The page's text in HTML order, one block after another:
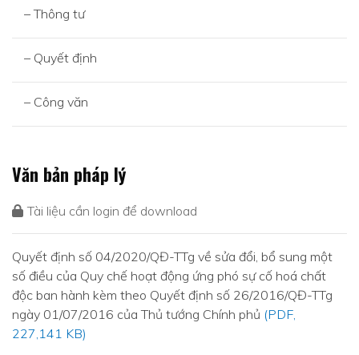
– Thông tư
– Quyết định
– Công văn
Văn bản pháp lý
Tài liệu cần login để download
Quyết định số 04/2020/QĐ-TTg về sửa đổi, bổ sung một
số điều của Quy chế hoạt động ứng phó sự cố hoá chất
độc ban hành kèm theo Quyết định số 26/2016/QĐ-TTg
ngày 01/07/2016 của Thủ tướng Chính phủ (PDF,
227,141 KB)